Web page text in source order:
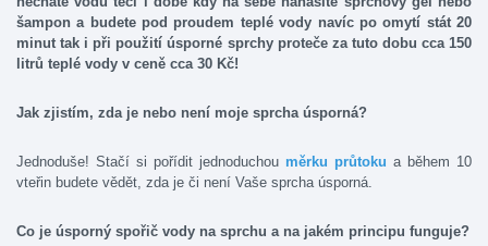
šampon a budete pod proudem teplé vody navíc po omytí stát 20
minut tak i při použití úsporné sprchy proteče za tuto dobu cca 150
litrů teplé vody v ceně cca 30 Kč!
Jak zjistím, zda je nebo není moje sprcha úsporná?
Jednoduše! Stačí si pořídit jednoduchou měrku průtoku a během 10
vteřin budete vědět, zda je či není Vaše sprcha úsporná.
Co je úsporný spořič vody na sprchu a na jakém principu funguje?